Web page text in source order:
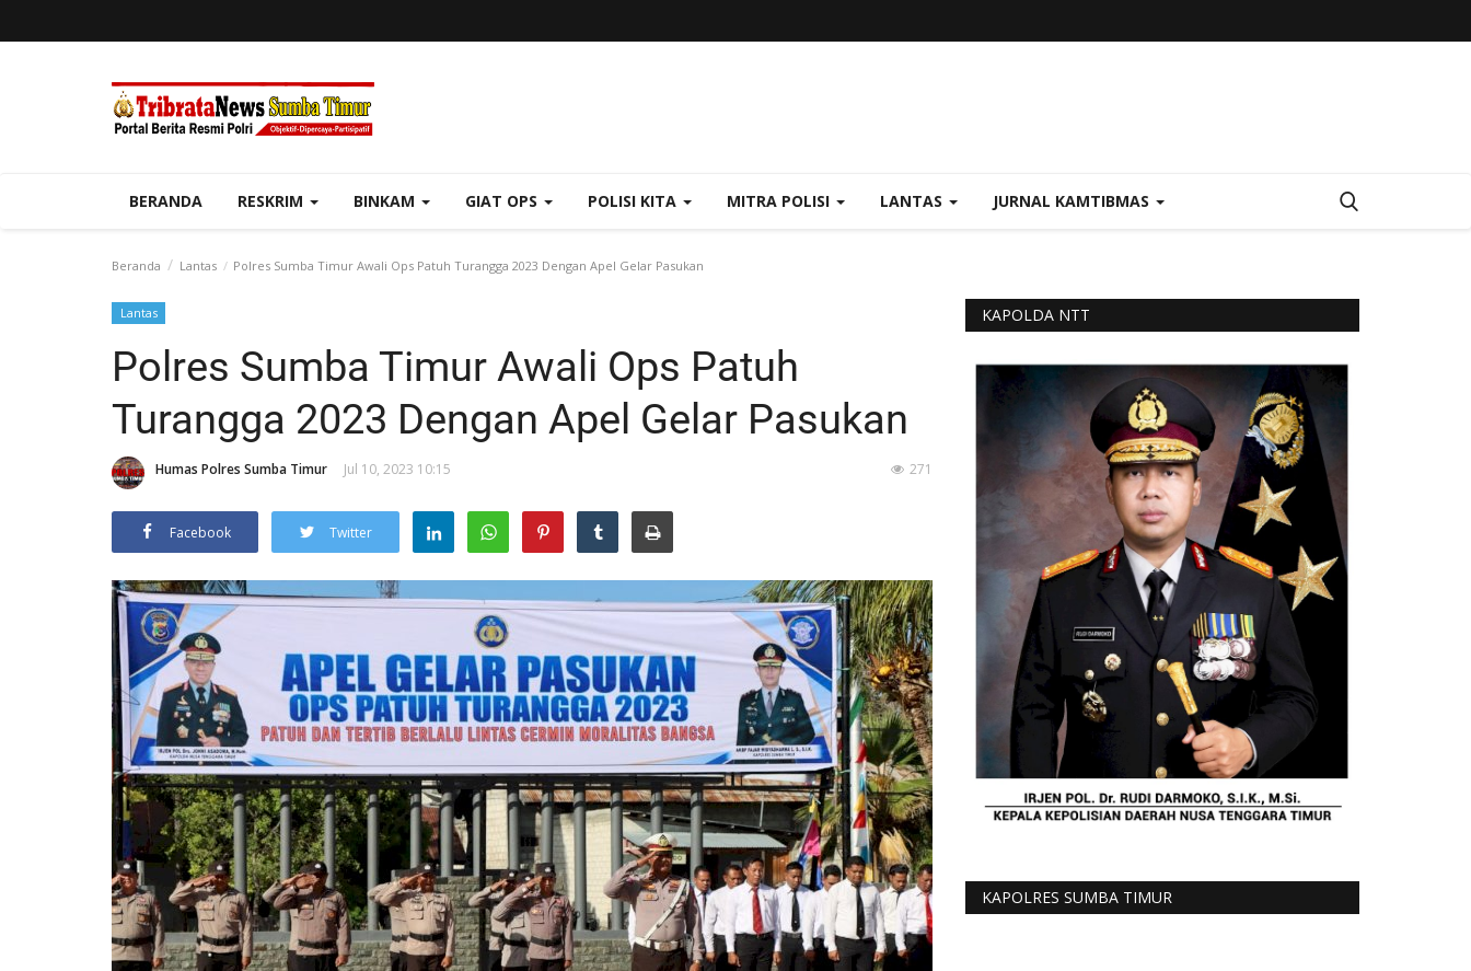
BERANDA RESKRIM BINKAM GIAT OPS POLISI KITA MITRA POLISI LANTAS JURNAL KAMTIBMAS
Beranda Lantas Polres Sumba Timur Awali Ops Patuh Turangga 2023 Dengan Apel Gelar Pasukan
Lantas
Polres Sumba Timur Awali Ops Patuh
Turangga 2023 Dengan Apel Gelar Pasukan
Humas Polres Sumba Timur Jul 10, 2023 10:15 271
Facebook Twitter
KAPOLDA NTT
KAPOLRES SUMBA TIMUR